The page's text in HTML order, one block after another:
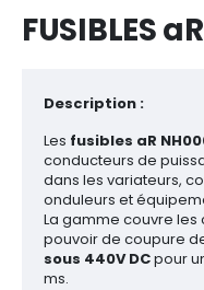
FUSIBLES
Description :
Les fusibles aR
conducteurs de
dans les variateurs,
onduleurs et
La gamme couvre les
pouvoir de coupure
sous 440V DCpour
ms.